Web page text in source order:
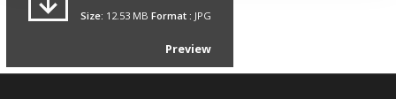
Size: 12.53 MB Format : JPG
Preview